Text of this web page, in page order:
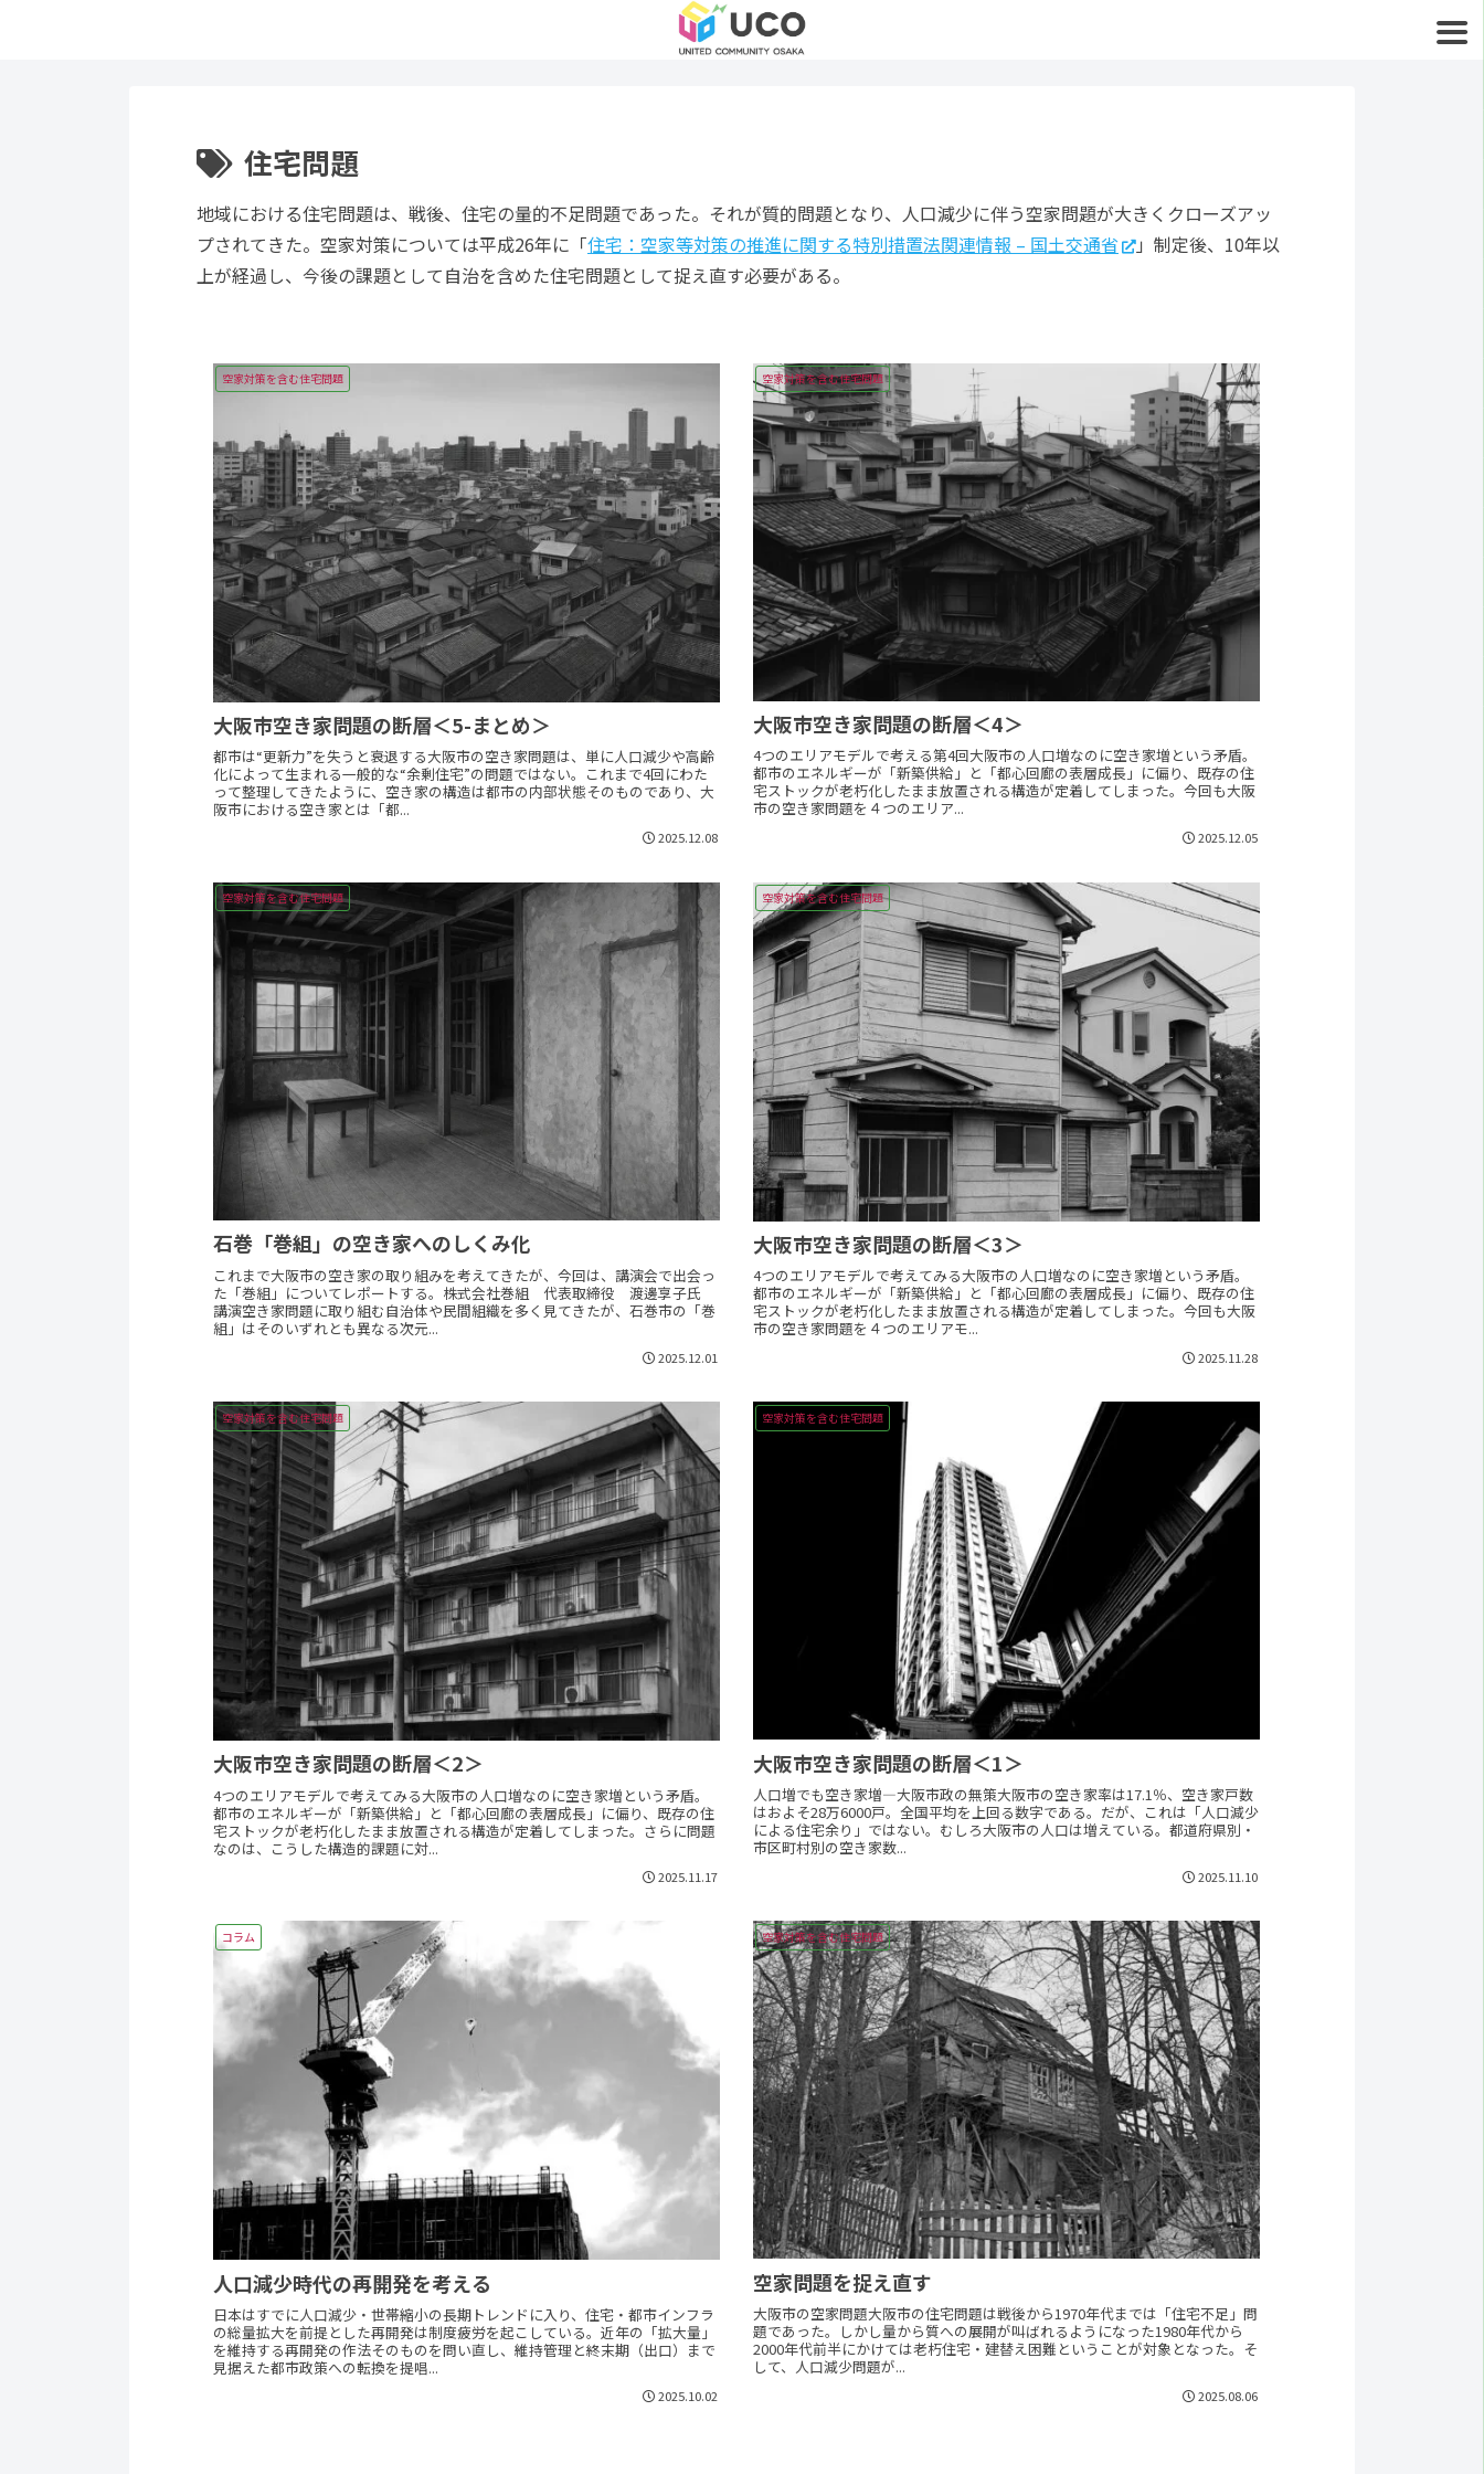
住宅問題
地域における住宅問題は、戦後、住宅の量的不足問題であった。それが質的問題となり、人口減少に伴う空家問題が大きくクローズアッ
プされてきた。空家対策については平成26年に「住宅：空家等対策の推進に関する特別措置法関連情報 – 国土交通省
」制定後、10年以
上が経過し、今後の課題として自治を含めた住宅問題として捉え直す必要がある。
空家対策を含む住宅問題
大阪市空き家問題の断層＜5-まとめ＞
都市は“更新力”を失うと衰退する大阪市の空き家問題は、単に人口減少や高齢
化によって生まれる一般的な“余剰住宅”の問題ではない。これまで4回にわた
って整理してきたように、空き家の構造は都市の内部状態そのものであり、大
阪市における空き家とは「都...
2025.12.08
空家対策を含む住宅問題
大阪市空き家問題の断層＜4＞
4つのエリアモデルで考える第4回大阪市の人口増なのに空き家増という矛盾。
都市のエネルギーが「新築供給」と「都心回廊の表層成長」に偏り、既存の住
宅ストックが老朽化したまま放置される構造が定着してしまった。今回も大阪
市の空き家問題を４つのエリア...
2025.12.05
空家対策を含む住宅問題
石巻「巻組」の空き家へのしくみ化
これまで大阪市の空き家の取り組みを考えてきたが、今回は、講演会で出会っ
た「巻組」についてレポートする。株式会社巻組 代表取締役 渡邊享子氏
講演空き家問題に取り組む自治体や民間組織を多く見てきたが、石巻市の「巻
組」はそのいずれとも異なる次元...
2025.12.01
空家対策を含む住宅問題
大阪市空き家問題の断層＜3＞
4つのエリアモデルで考えてみる大阪市の人口増なのに空き家増という矛盾。
都市のエネルギーが「新築供給」と「都心回廊の表層成長」に偏り、既存の住
宅ストックが老朽化したまま放置される構造が定着してしまった。今回も大阪
市の空き家問題を４つのエリアモ...
2025.11.28
空家対策を含む住宅問題
大阪市空き家問題の断層＜2＞
4つのエリアモデルで考えてみる大阪市の人口増なのに空き家増という矛盾。
都市のエネルギーが「新築供給」と「都心回廊の表層成長」に偏り、既存の住
宅ストックが老朽化したまま放置される構造が定着してしまった。さらに問題
なのは、こうした構造的課題に対...
2025.11.17
空家対策を含む住宅問題
大阪市空き家問題の断層＜1＞
人口増でも空き家増―大阪市政の無策大阪市の空き家率は17.1％、空き家戸数
はおよそ28万6000戸。全国平均を上回る数字である。だが、これは「人口減少
による住宅余り」ではない。むしろ大阪市の人口は増えている。都道府県別・
市区町村別の空き家数...
2025.11.10
コラム
人口減少時代の再開発を考える
日本はすでに人口減少・世帯縮小の長期トレンドに入り、住宅・都市インフラ
の総量拡大を前提とした再開発は制度疲労を起こしている。近年の「拡大量」
を維持する再開発の作法そのものを問い直し、維持管理と終末期（出口）まで
見据えた都市政策への転換を提唱...
2025.10.02
空家対策を含む住宅問題
空家問題を捉え直す
大阪市の空家問題大阪市の住宅問題は戦後から1970年代までは「住宅不足」問
題であった。しかし量から質への展開が叫ばれるようになった1980年代から
2000年代前半にかけては老朽住宅・建替え困難ということが対象となった。そ
して、人口減少問題が...
2025.08.06